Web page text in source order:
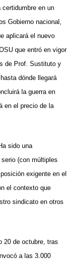
certidumbre en un
Gobierno nacional,
aplicará el nuevo
que entró en vigor
de Prof. Sustituto y
dónde llegará
la guerra en
en el precio de la
sido una
(con múltiples
exigente en el
el contexto que
sindicato en otros
20 de octubre, tras
a las 3.000